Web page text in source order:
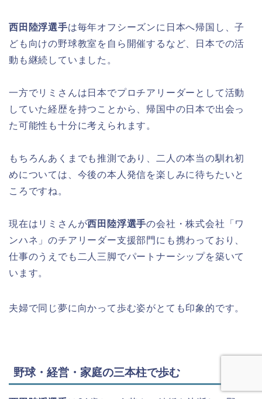
西田陸浮選手は毎年オフシーズンに日本へ帰国し、子
ども向けの野球教室を自ら開催するなど、日本での活
動も継続していました。
一方でリミさんは日本でプロチアリーダーとして活動
していた経歴を持つことから、帰国中の日本で出会っ
た可能性も十分に考えられます。
もちろんあくまでも推測であり、二人の本当の馴れ初
めについては、今後の本人発信を楽しみに待ちたいと
ころですね。
現在はリミさんが西田陸浮選手の会社・株式会社「ワ
ンハネ」のチアリーダー支援部門にも携わっており、
仕事のうえでも二人三脚でパートナーシップを築いて
います。
夫婦で同じ夢に向かって歩む姿がとても印象的です。
野球・経営・家庭の三本柱で歩む